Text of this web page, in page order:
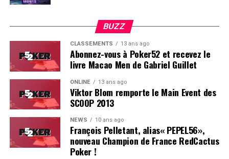
Soleau à gauche, sorti par Logghe au centre
BUZZ
CLASSEMENTS 13 ans ago
Abonnez-vous à Poker52 et recevez le
livre Macao Men de Gabriel Guillet
ONLINE 13 ans ago
Viktor Blom remporte le Main Event des
SCOOP 2013
NEWS 10 ans ago
François Pelletant, alias« PEPEL56»,
nouveau Champion de France RedCactus
Poker !